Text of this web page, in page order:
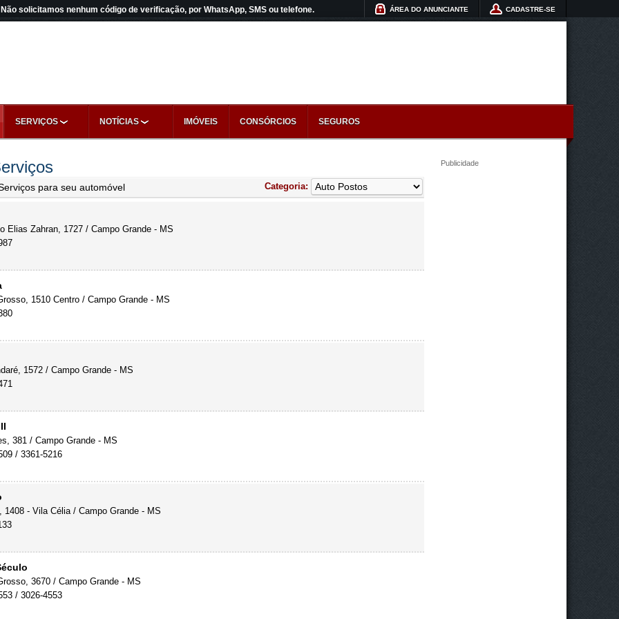
Não solicitamos nenhum código de verificação, por WhatsApp, SMS ou telefone. CADASTRE-SE
ÁREA DO ANUNCIANTE
SERVIÇOS NOTÍCIAS IMÓVEIS CONSÓRCIOS SEGUROS
para seu automóvel Categoria:
Elias Zahran, 1727 / Campo Grande - MS
1510 Centro / Campo Grande - MS
1572 / Campo Grande - MS
381 / Campo Grande - MS
/ 3361-5216
- Vila Célia / Campo Grande - MS
3670 / Campo Grande - MS
/ 3026-4553
Publicidade